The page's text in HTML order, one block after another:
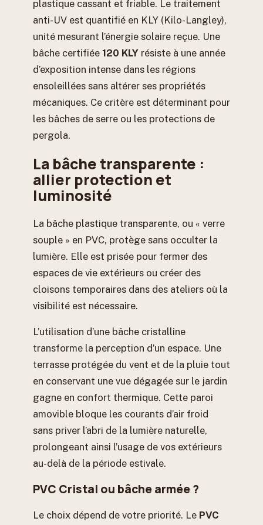
plastique cassant et friable. Le traitement
anti-UV est quantifié en KLY (Kilo-Langley),
unité mesurant l’énergie solaire reçue. Une
bâche certifiée 120 KLY résiste à une année
d’exposition intense dans les régions
ensoleillées sans altérer ses propriétés
mécaniques. Ce critère est déterminant pour
les bâches de serre ou les protections de
pergola.
La bâche transparente :
allier protection et
luminosité
La bâche plastique transparente, ou « verre
souple » en PVC, protège sans occulter la
lumière. Elle est prisée pour fermer des
espaces de vie extérieurs ou créer des
cloisons temporaires dans des ateliers où la
visibilité est nécessaire.
L’utilisation d’une bâche cristalline
transforme la perception d’un espace. Une
terrasse protégée du vent et de la pluie tout
en conservant une vue dégagée sur le jardin
gagne en confort thermique. Cette paroi
amovible bloque les courants d’air froid
sans priver l’abri de la lumière naturelle,
prolongeant ainsi l’usage de vos extérieurs
au-delà de la période estivale.
PVC Cristal ou bâche armée ?
Le choix dépend de votre priorité. Le PVC